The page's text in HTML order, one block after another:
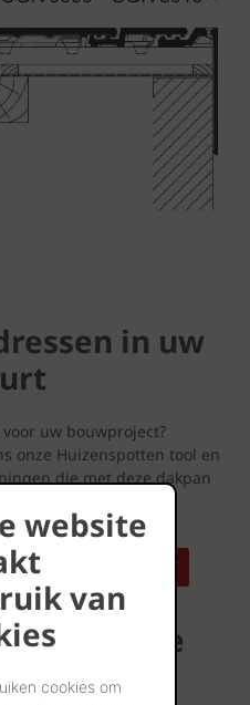
website
van
cookies om
in uw
uw bouwproject?
onze Huizenspotten tool en
die met deze dakpan
IN UW BUURT
referentie